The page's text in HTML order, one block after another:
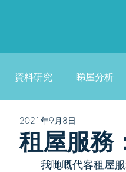
資料研究 睇屋分析
租屋服務
2021年9月8日
我哋嘅代客租屋服